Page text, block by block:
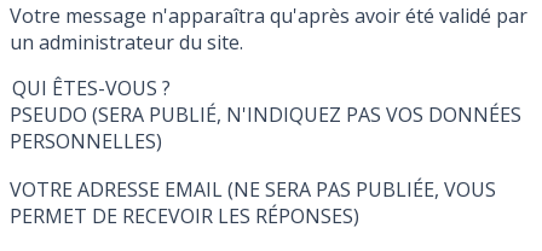
Votre message n'apparaîtra qu'après avoir été validé par
un administrateur du site.
QUI ÊTES-VOUS ?
PSEUDO (SERA PUBLIÉ, N'INDIQUEZ PAS VOS DONNÉES
PERSONNELLES)
VOTRE ADRESSE EMAIL (NE SERA PAS PUBLIÉE, VOUS
PERMET DE RECEVOIR LES RÉPONSES)